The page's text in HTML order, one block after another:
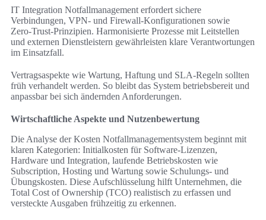
IT Integration Notfallmanagement erfordert sichere
Verbindungen, VPN‑ und Firewall‑Konfigurationen sowie
Zero‑Trust‑Prinzipien. Harmonisierte Prozesse mit Leitstellen
und externen Dienstleistern gewährleisten klare Verantwortungen
im Einsatzfall.
Vertragsaspekte wie Wartung, Haftung und SLA‑Regeln sollten
früh verhandelt werden. So bleibt das System betriebsbereit und
anpassbar bei sich ändernden Anforderungen.
Wirtschaftliche Aspekte und Nutzenbewertung
Die Analyse der Kosten Notfallmanagementsystem beginnt mit
klaren Kategorien: Initialkosten für Software‑Lizenzen,
Hardware und Integration, laufende Betriebskosten wie
Subscription, Hosting und Wartung sowie Schulungs‑ und
Übungskosten. Diese Aufschlüsselung hilft Unternehmen, die
Total Cost of Ownership (TCO) realistisch zu erfassen und
versteckte Ausgaben frühzeitig zu erkennen.